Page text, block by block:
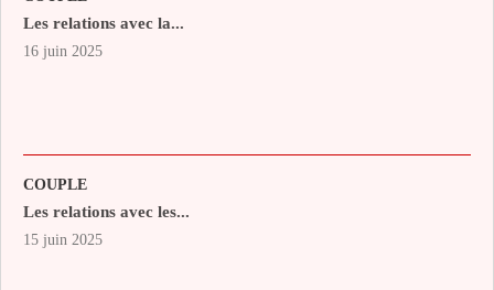
Les relations avec la...
16 juin 2025
COUPLE
Les relations avec les...
15 juin 2025